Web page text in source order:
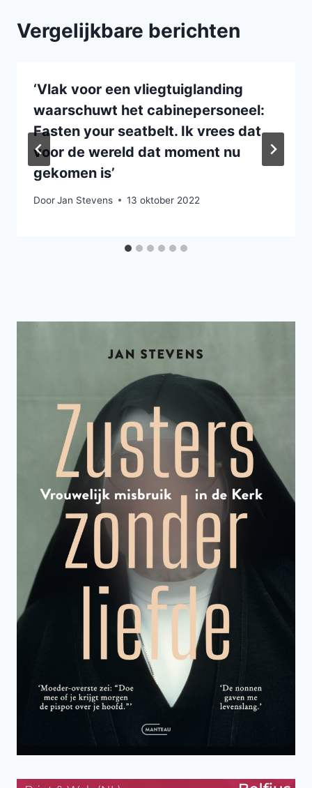
Vergelijkbare berichten
‘Vlak voor een vliegtuiglanding
waarschuwt het cabinepersoneel:
Fasten your seatbelt. Ik vrees dat
voor de wereld dat moment nu
gekomen is’
DoorJan Stevens 13 oktober 2022